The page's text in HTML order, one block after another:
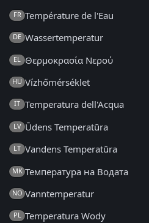
FR Température de l'Eau
DE Wassertemperatur
EL Θερμοκρασία Νερού
HU Vízhőmérséklet
IT Temperatura dell'Acqua
LV Ūdens Temperatūra
LT Vandens Temperatūra
MK Температура на Водата
NO Vanntemperatur
PL Temperatura Wody